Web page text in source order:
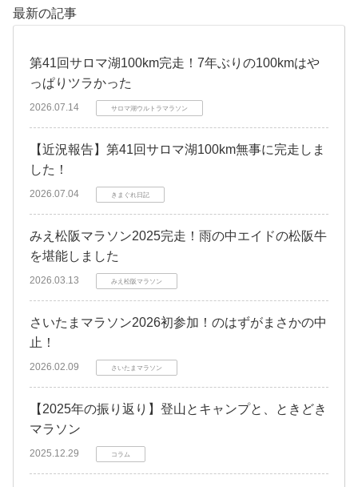
最新の記事
第41回サロマ湖100km完走！7年ぶりの100kmはや
っぱりツラかった
2026.07.14 サロマ湖ウルトラマラソン
【近況報告】第41回サロマ湖100km無事に完走しま
した！
2026.07.04 きまぐれ日記
みえ松阪マラソン2025完走！雨の中エイドの松阪牛
を堪能しました
2026.03.13 みえ松阪マラソン
さいたまマラソン2026初参加！のはずがまさかの中
止！
2026.02.09 さいたまマラソン
【2025年の振り返り】登山とキャンプと、ときどき
マラソン
2025.12.29 コラム